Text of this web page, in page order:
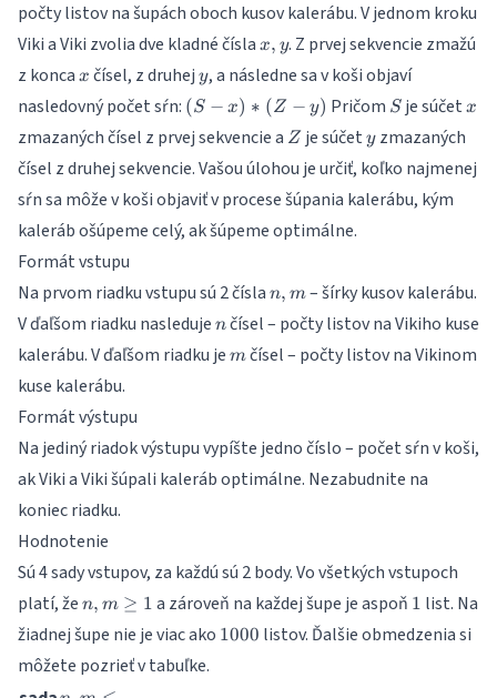
počty listov na šupách oboch kusov kalerábu. V jednom kroku
Viki a Viki zvolia dve kladné čísla x,y
x, y. Z prvej sekvencie zmažú
z konca x
x čísel, z druhej y
y, a následne sa v koši objaví
nasledovný počet sŕn: (S
-
x)*
(Z
-
(S − x) ∗ (Z − y) Pričom S
S je súčet x
x
zmazaných čísel z prvej sekvencie a Z
Z je súčety
yzmazaných
čísel z druhej sekvencie. Vašou úlohou je určiť, koľko najmenej
sŕn sa môže v koši objaviť v procese šúpania kalerábu, kým
kaleráb ošúpeme celý, ak šúpeme optimálne.
Formát vstupu
Na prvom riadku vstupu sú 2 čísla n,
n, m– šírky kusov kalerábu.
V ďaľšom riadku nasleduje n
nčísel – počty listov na Vikiho kuse
kalerábu. V ďaľšom riadku je m
mčísel – počty listov na Vikinom
kuse kalerábu.
Formát výstupu
Na jediný riadok výstupu vypíšte jedno číslo – počet sŕn v koši,
ak Viki a Viki šúpali kaleráb optimálne. Nezabudnite na
koniec riadku.
Hodnotenie
Sú 4 sady vstupov, za každú sú 2 body. Vo všetkých vstupoch
platí, že n,m
1
n, m ≥ 1 a zároveň na každej šupe je aspoň 1
1 list. Na
žiadnej šupe nie je viac ako 1000
1000 listov. Ďalšie obmedzenia si
môžete pozrieť v tabuľke.
n,